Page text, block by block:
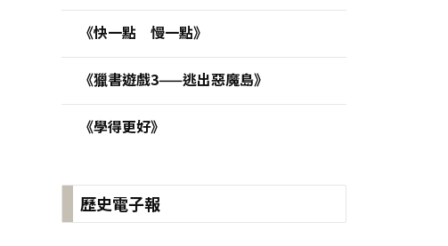
《快一點 慢一點》
《獵書遊戲3——逃出惡魔島》
《學得更好》
歷史電子報